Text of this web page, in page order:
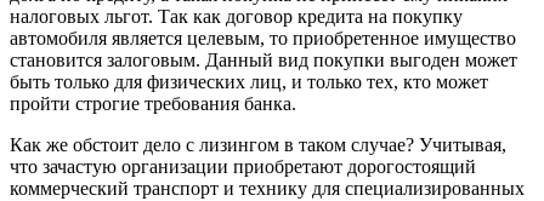
налоговых льгот. Так как договор кредита на покупку
автомобиля является целевым, то приобретенное имущество
становится залоговым. Данный вид покупки выгоден может
быть только для физических лиц, и только тех, кто может
пройти строгие требования банка.
Как же обстоит дело с лизингом в таком случае? Учитывая,
что зачастую организации приобретают дорогостоящий
коммерческий транспорт и технику для специализированных